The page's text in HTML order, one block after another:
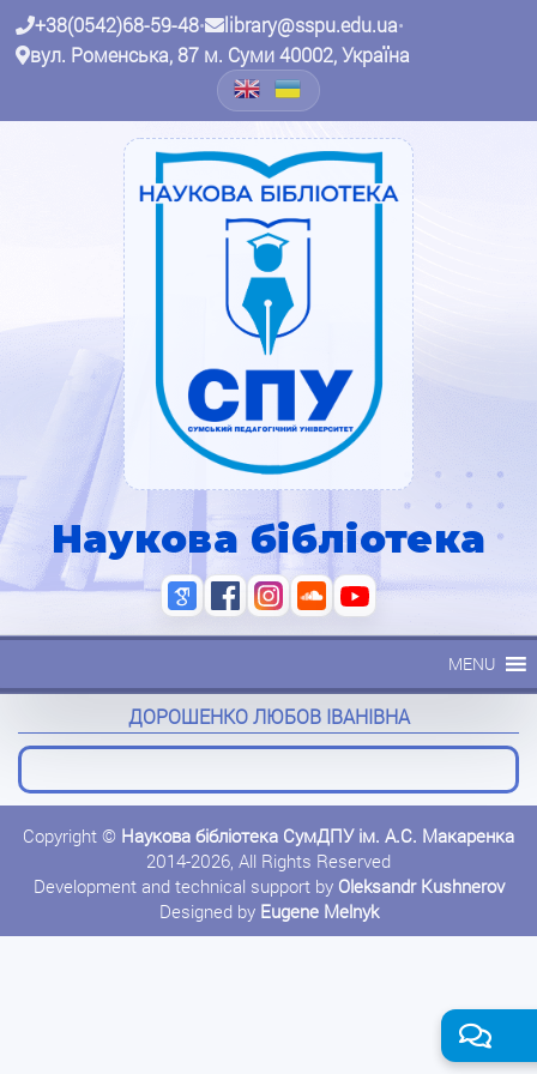
+38(0542)68-59-48• library@sspu.edu.ua•
вул. Роменська, 87 м. Суми 40002, Україна
Наукова бібліотека
MENU
ДОРОШЕНКО ЛЮБОВ ІВАНІВНА
Copyright © Наукова бібліотека СумДПУ ім. А.С. Макаренка
2014-2026, All Rights Reserved
Development and technical support by Oleksandr Kushnerov
Designed by Eugene Melnyk